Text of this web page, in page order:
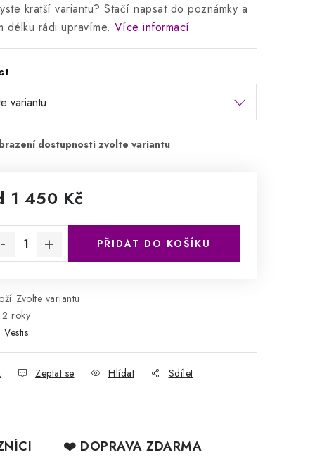
kratší variantu? Stačí napsat do poznámky a
délku rádi upravíme. Více informací
1 450 Kč
PŘIDAT DO KOŠÍKU
Zvolte variantu
2 roky
Vestis
Zeptat se Hlídat Sdílet
❤️ DOPRAVA ZDARMA